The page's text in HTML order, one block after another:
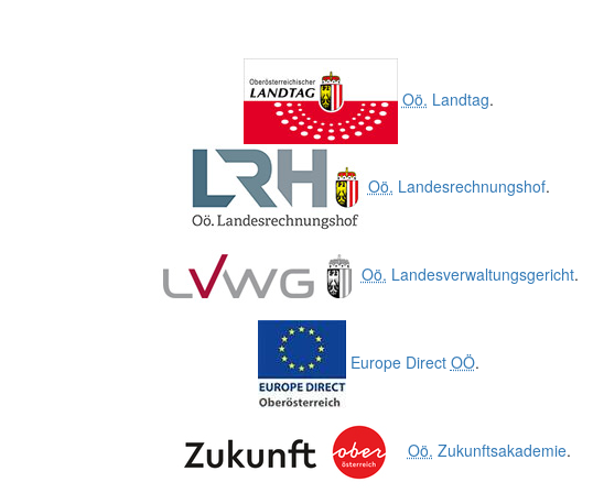
Oö. Landtag.
Oö. Landesrechnungshof.
Oö. Landesverwaltungsgericht.
Europe Direct OÖ.
Oö. Zukunftsakademie.